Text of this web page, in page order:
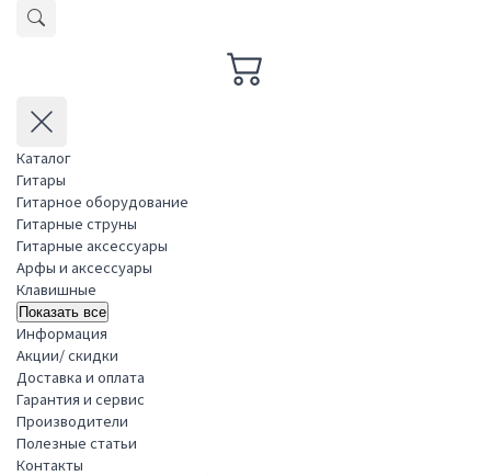
Каталог
Гитары
Гитарное оборудование
Гитарные струны
Гитарные аксессуары
Арфы и аксессуары
Клавишные
Показать все
Информация
Акции/ скидки
Доставка и оплата
Гарантия и сервис
Производители
Полезные статьи
Контакты